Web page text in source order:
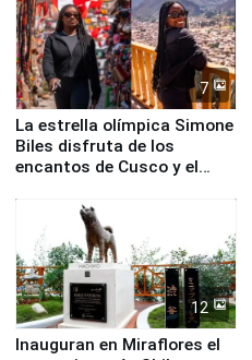
7
La estrella olímpica Simone
Biles disfruta de los
encantos de Cusco y el
12
Inauguran en Miraflores el